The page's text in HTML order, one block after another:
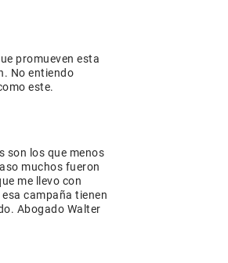
promueven esta
No entiendo
este.
son los que menos
muchos fueron
me llevo con
campaña tienen
Abogado Walter